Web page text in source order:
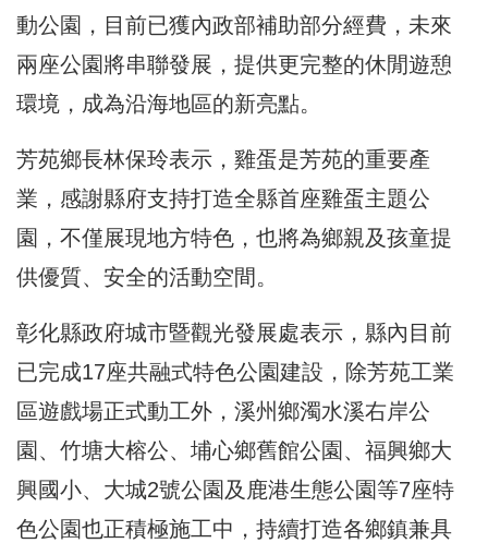
動公園，目前已獲內政部補助部分經費，未來
兩座公園將串聯發展，提供更完整的休閒遊憩
環境，成為沿海地區的新亮點。
芳苑鄉長林保玲表示，雞蛋是芳苑的重要產
業，感謝縣府支持打造全縣首座雞蛋主題公
園，不僅展現地方特色，也將為鄉親及孩童提
供優質、安全的活動空間。
彰化縣政府城市暨觀光發展處表示，縣內目前
已完成17座共融式特色公園建設，除芳苑工業
區遊戲場正式動工外，溪州鄉濁水溪右岸公
園、竹塘大榕公、埔心鄉舊館公園、福興鄉大
興國小、大城2號公園及鹿港生態公園等7座特
色公園也正積極施工中，持續打造各鄉鎮兼具